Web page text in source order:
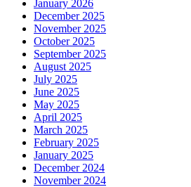
January 2026
December 2025
November 2025
October 2025
September 2025
August 2025
July 2025
June 2025
May 2025
April 2025
March 2025
February 2025
January 2025
December 2024
November 2024